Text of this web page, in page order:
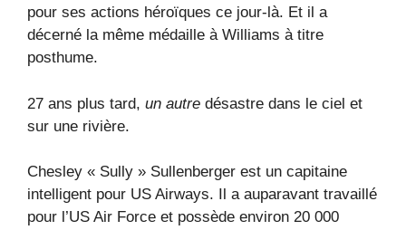
pour ses actions héroïques ce jour-là. Et il a
décerné la même médaille à Williams à titre
posthume.
27 ans plus tard, un autre désastre dans le ciel et
sur une rivière.
Chesley « Sully » Sullenberger est un capitaine
intelligent pour US Airways. Il a auparavant travaillé
pour l’US Air Force et possède environ 20 000